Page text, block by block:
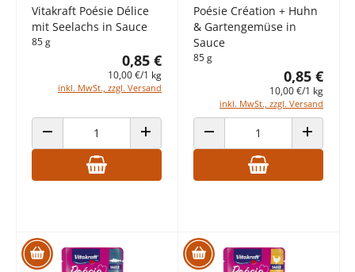
Vitakraft Poésie Délice
mit Seelachs in Sauce
85 g
0,85 €
10,00 €/1 kg
inkl. MwSt., zzgl. Versand
ANZAHL VERRINGERN ANZAHL ERHÖHEN
Poésie Création + Huhn
& Gartengemüse in
Sauce
85 g
0,85 €
10,00 €/1 kg
inkl. MwSt., zzgl. Versand
ANZAHL VERRINGERN ANZAHL